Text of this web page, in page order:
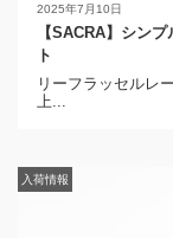
2025年7月10日
【SACRA】シン
ト
リーフラッセルレ
上...
入荷情報